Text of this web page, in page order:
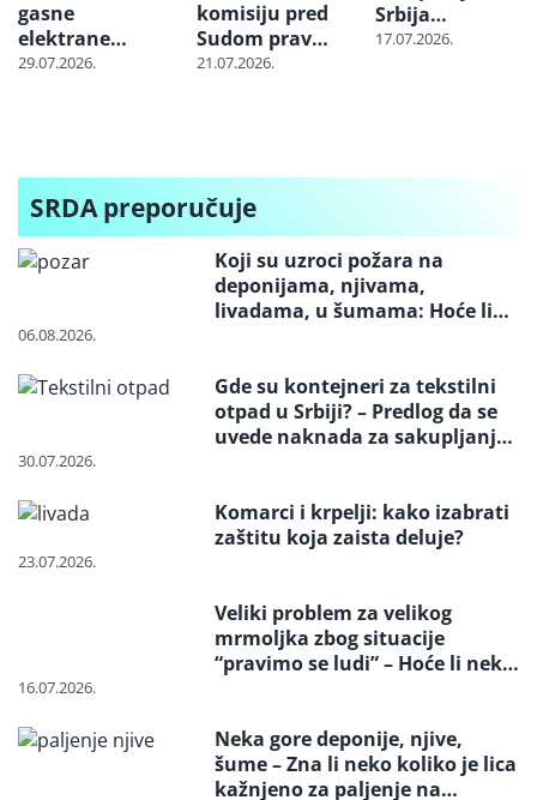
gasne
elektrane
“Banatsko
29.07.2026.
komisiju pred
Sudom pravde
EU zbog
21.07.2026.
Srbija
nabavlja
17.07.2026.
SRDA preporučuje
Koji su uzroci požara na
deponijama, njivama,
livadama, u šumama: Hoće li
06.08.2026.
Gde su kontejneri za tekstilni
otpad u Srbiji? – Predlog da se
uvede naknada za sakupljanje i
30.07.2026.
Komarci i krpelji: kako izabrati
zaštitu koja zaista deluje?
23.07.2026.
Veliki problem za velikog
mrmoljka zbog situacije
“pravimo se ludi” – Hoće li neko
16.07.2026.
Neka gore deponije, njive,
šume – Zna li neko koliko je lica
kažnjeno za paljenje na